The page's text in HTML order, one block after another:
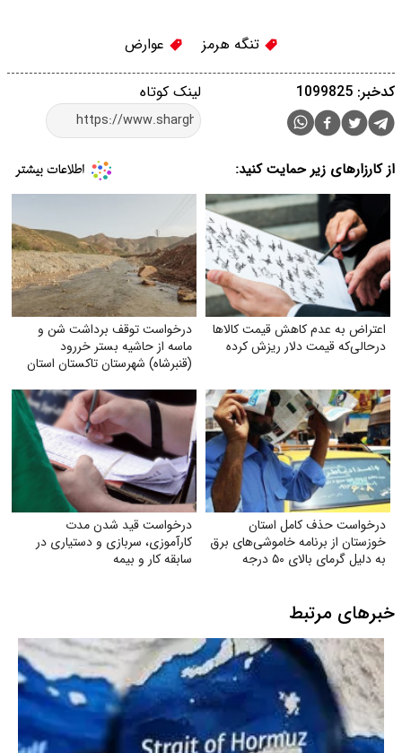
تنگه هرمز عوارض
لینک کوتاه کدخبر: 1099825
از کارزارهای زیر حمایت کنید:
اعتراض به عدم کاهش‌ قیمت کالاها
درحالی‌که قیمت دلار ریزش کرده
درخواست توقف برداشت شن و
ماسه از حاشیه بستر خر‌رود
(قنبرشاه) شهرستان تاکستان استان
درخواست حذف کامل استان
خوزستان از برنامه خاموشی‌های برق
به دلیل گرمای بالای ۵۰ درجه
درخواست قید شدن مدت
کارآموزی، سربازی و دستیاری در
سابقه کار و بیمه
خبرهای مرتبط